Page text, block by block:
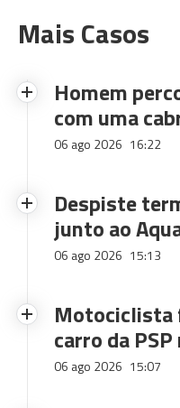
Mais Casos
Homem
com uma
06 ago 2026 16:22
Despiste
junto ao
06 ago 2026 15:13
Motociclista
carro da PSP
06 ago 2026 15:07